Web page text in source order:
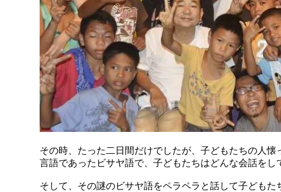
その時、たった二日間だけでしたが、子どもたちの人
言語であったビサヤ語で、子どもたちはどんな会話をし
そして、その謎のビサヤ語をペラペラと話して子ども